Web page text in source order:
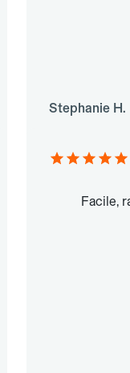
Stephanie H.
Facile,